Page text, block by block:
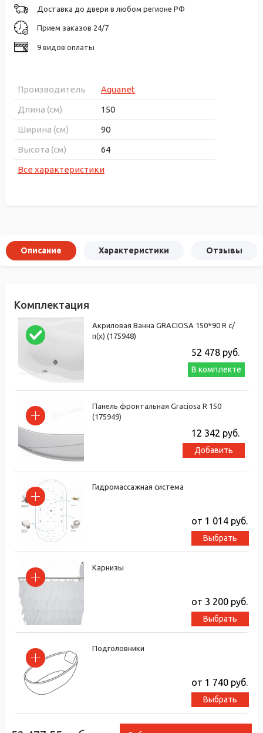
Доставка до двери в любом регионе РФ
Прием заказов 24/7
9 видов оплаты
Производитель
Aquanet
Длина (см)
150
Ширина (см)
90
Высота (см)
64
Все характеристики
Описание Характеристики Отзывы
Комплектация
Акриловая Ванна GRACIOSA 150*90 R с/
п(х) (175948)
52 478 руб.
В комплекте
Панель фронтальная Graciosa R 150
(175949)
12 342 руб.
Добавить
Гидромассажная система
от 1 014 руб.
Выбрать
Карнизы
от 3 200 руб.
Выбрать
Подголовники
от 1 740 руб.
Выбрать